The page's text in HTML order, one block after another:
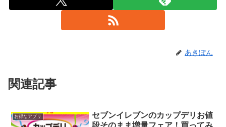
あきぽん
関連記事
お得なアプリ
セブンイレブンのカップデリお値
段そのまま増量フェア！買ってみ